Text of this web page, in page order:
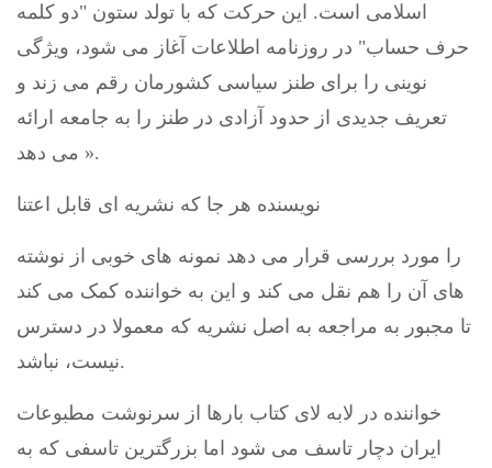
اسلامی است. این حرکت که با تولد ستون "دو کلمه
حرف حساب" در روزنامه اطلاعات آغاز می شود، ویژگی
نوینی را برای طنز سیاسی کشورمان رقم می زند و
تعریف جدیدی از حدود آزادی در طنز را به جامعه ارائه
می دهد ».
نویسنده هر جا که نشریه ای قابل اعتنا
را مورد بررسی قرار می دهد نمونه های خوبی از نوشته
های آن را هم نقل می کند و این به خواننده کمک می کند
تا مجبور به مراجعه به اصل نشریه که معمولا در دسترس
نیست، نباشد.
خواننده در لابه لای کتاب بارها از سرنوشت مطبوعات
ایران دچار تاسف می شود اما بزرگترین تاسفی که به